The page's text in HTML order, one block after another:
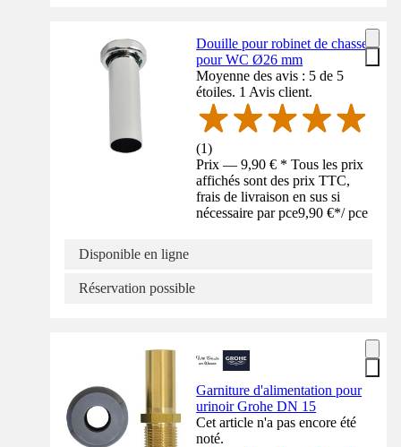
Douille pour robinet de chasse
pour WC Ø26 mm
Moyenne des avis : 5 de 5
étoiles. 1 Avis client.
(1)
Prix — 9,90 € * Tous les prix
affichés sont des prix TTC,
frais de livraison en sus si
nécessaire par pce9,90 €*/ pce
Disponible en ligne
Réservation possible
Garniture d'alimentation pour
urinoir Grohe DN 15
Cet article n'a pas encore été
noté.